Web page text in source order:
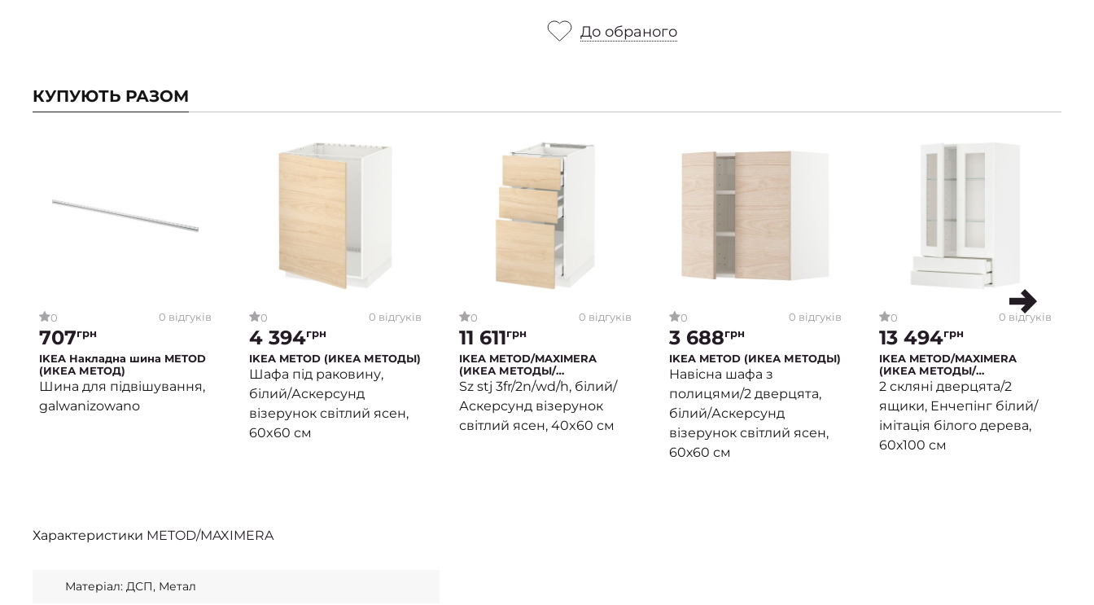
До обраного
КУПУЮТЬ РАЗОМ
0 0 відгуків
707грн
IKEA Накладна шина METOD
(ИКЕА МЕТОД)
Шина для підвішування,
galwanizowano
0 0 відгуків
4 394грн
IKEA METOD (ИКЕА МЕТОДЫ)
Шафа під раковину,
білий/Аскерсунд
візерунок світлий ясен,
60x60 см
0 0 відгуків
11 611грн
IKEA METOD/MAXIMERA
(ИКЕА МЕТОДЫ/
МАКСИМЕРА)
Sz stj 3fr/2n/wd/h, білий/
Аскерсунд візерунок
світлий ясен, 40x60 см
0 0 відгуків
3 688грн
IKEA METOD (ИКЕА МЕТОДЫ)
Навісна шафа з
полицями/2 дверцята,
білий/Аскерсунд
візерунок світлий ясен,
60х60 см
0 0 відгуків
13 494грн
IKEA METOD/MAXIMERA
(ИКЕА МЕТОДЫ/
МАКСИМЕРА)
2 скляні дверцята/2
ящики, Енчепінг білий/
імітація білого дерева,
60х100 см
Характеристики METOD/MAXIMERA
Матеріал: ДСП, Метал